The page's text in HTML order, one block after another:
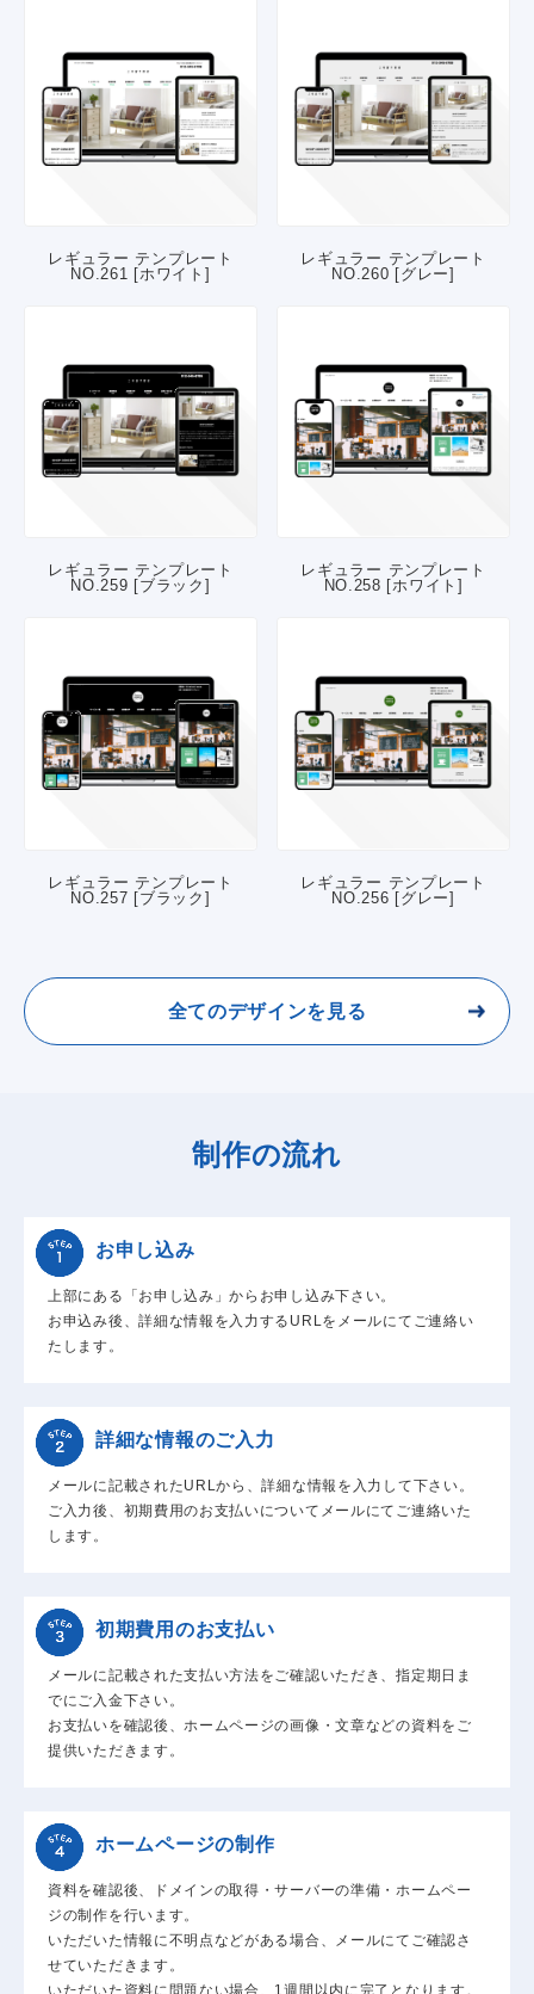
レギュラー テンプレート
NO.261 [ホワイト]
レギュラー テンプレート
NO.260 [グレー]
レギュラー テンプレート
NO.259 [ブラック]
レギュラー テンプレート
NO.258 [ホワイト]
レギュラー テンプレート
NO.257 [ブラック]
レギュラー テンプレート
NO.256 [グレー]
全てのデザインを見る
制作の流れ
お申し込み
上部にある「お申し込み」からお申し込み下さい。
お申込み後、詳細な情報を入力するURLをメールにてご連絡い
たします。
詳細な情報のご入力
メールに記載されたURLから、詳細な情報を入力して下さい。
ご入力後、初期費用のお支払いについてメールにてご連絡いた
します。
初期費用のお支払い
メールに記載された支払い方法をご確認いただき、指定期日ま
でにご入金下さい。
お支払いを確認後、ホームページの画像・文章などの資料をご
提供いただきます。
ホームページの制作
資料を確認後、ドメインの取得・サーバーの準備・ホームペー
ジの制作を行います。
いただいた情報に不明点などがある場合、メールにてご確認さ
せていただきます。
いただいた資料に問題ない場合、1週間以内に完了となります。